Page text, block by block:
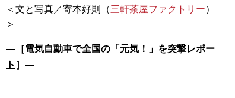
＜文と写真／寄本好則（三軒茶屋ファクトリー）
―［電気自動車で全国の「元気！」を突撃レポー
ト ］―